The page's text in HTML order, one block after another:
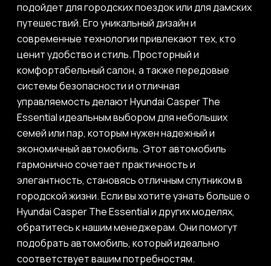
подойдет для городских поездок или для дамских
путешествий. Его уникальный дизайн и
современные технологии привлекают тех, кто
ценит удобство и стиль. Просторный и
комфортабельный салон, а также передовые
системы безопасности и отличная
управляемость делают Hyundai Casper The
Essential идеальным выбором для небольших
семей или пар, которым нужен надежный и
экономичный автомобиль. Этот автомобиль
гармонично сочетает практичность и
элегантность, становясь отличным спутником в
городской жизни. Если вы хотите узнать больше о
Hyundai Casper The Essential и других моделях,
обратитесь к нашим менеджерам. Они помогут
подобрать автомобиль, который идеально
соответствует вашим потребностям.